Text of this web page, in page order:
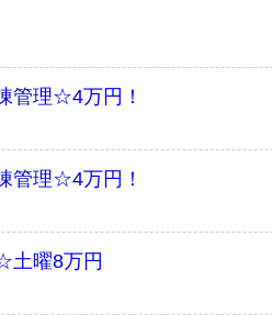
管理☆4万円！
管理☆4万円！
土曜8万円